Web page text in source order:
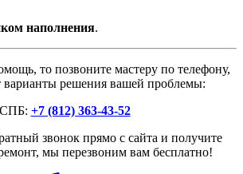
наполнения.
то позвоните мастеру по телефону,
варианты решения вашей проблемы:
СПБ: +7 (812) 363-43-52
звонок прямо с сайта и получите
мы перезвоним вам бесплатно!